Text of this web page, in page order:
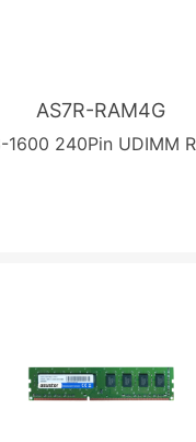
AS7R-RAM4G
1600 240Pin UDIMM